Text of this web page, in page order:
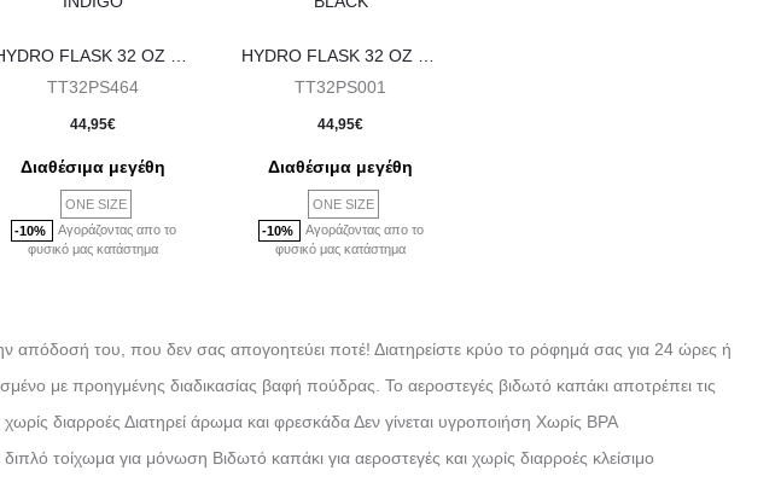
TT32PS464
44,95€
Διαθέσιμα μεγέθη
ONE SIZE
-10%
Αγοράζοντας απο το
φυσικό μας κατάστημα
TT32PS001
44,95€
Διαθέσιμα μεγέθη
ONE SIZE
-10%
Αγοράζοντας απο το
φυσικό μας κατάστημα
απόδοσή του, που δεν σας απογοητεύει ποτέ! Διατηρείστε κρύο το ρόφημά σας για 24 ώρες ή
με προηγμένης διαδικασίας βαφή πούδρας. Το αεροστεγές βιδωτό καπάκι αποτρέπει τις
διαρροές Διατηρεί άρωμα και φρεσκάδα Δεν γίνεται υγροποιήση Χωρίς BPA
τοίχωμα για μόνωση Βιδωτό καπάκι για αεροστεγές και χωρίς διαρροές κλείσιμο